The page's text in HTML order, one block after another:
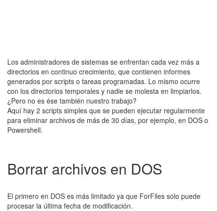
Los administradores de sistemas se enfrentan cada vez más a
directorios en continuo crecimiento, que contienen informes
generados por scripts o tareas programadas. Lo mismo ocurre
con los directorios temporales y nadie se molesta en limpiarlos.
¿Pero no es ése también nuestro trabajo?
Aquí hay 2 scripts simples que se pueden ejecutar regularmente
para eliminar archivos de más de 30 días, por ejemplo, en DOS o
Powershell.
Borrar archivos en DOS
El primero en DOS es más limitado ya que ForFiles solo puede
procesar la última fecha de modificación.